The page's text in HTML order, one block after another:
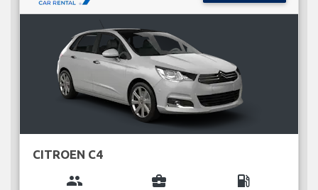
CITROEN C4
group business_center local_gas_station